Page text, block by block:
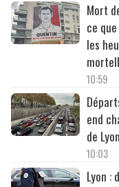
Mort
ce
les
10:59
end
de
10:03
Lyon :